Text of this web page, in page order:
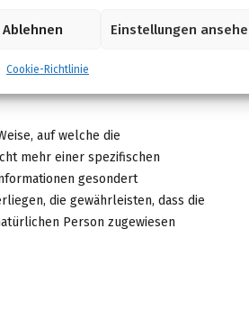
Ablehnen Einstellungen
Cookie-Richtlinie
wirtschaftlicher Lage,
oder Ortswechsel
auf welche die
mehr einer spezifischen
gesondert
die gewährleisten, dass die
Person zugewiesen